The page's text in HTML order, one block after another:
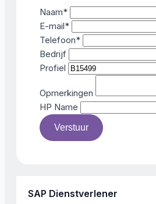
Naam*
E-mail*
Telefoon*
Bedrijf
Profiel
Opmerkingen
HP Name
Verstuur
SAP Dienstverlener